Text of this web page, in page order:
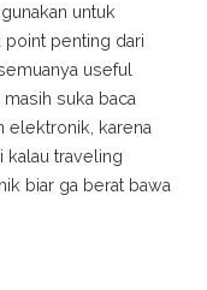
untuk
point penting dari
useful
suka baca
elektronik, karena
kalau traveling
biar ga berat bawa